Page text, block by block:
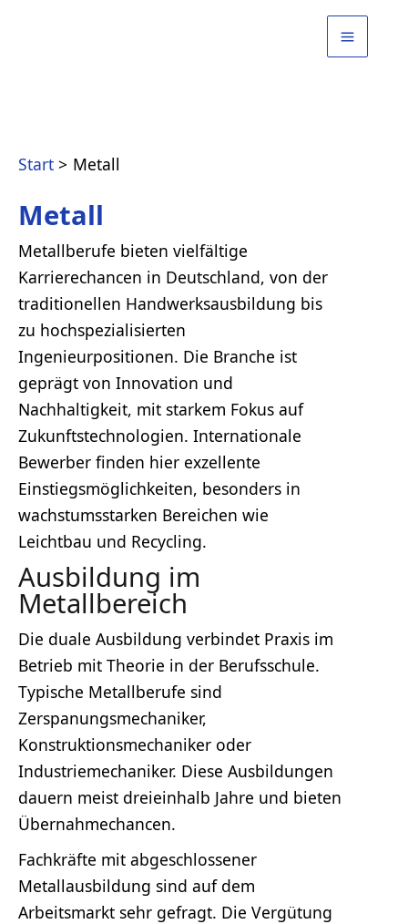
Start Metall
Metall
Metallberufe bieten vielfältige
Karrierechancen in Deutschland, von der
traditionellen Handwerksausbildung bis
zu hochspezialisierten
Ingenieurpositionen. Die Branche ist
geprägt von Innovation und
Nachhaltigkeit, mit starkem Fokus auf
Zukunftstechnologien. Internationale
Bewerber finden hier exzellente
Einstiegsmöglichkeiten, besonders in
wachstumsstarken Bereichen wie
Leichtbau und Recycling.
Ausbildung im
Metallbereich
Die duale Ausbildung verbindet Praxis im
Betrieb mit Theorie in der Berufsschule.
Typische Metallberufe sind
Zerspanungsmechaniker,
Konstruktionsmechaniker oder
Industriemechaniker. Diese Ausbildungen
dauern meist dreieinhalb Jahre und bieten
Übernahmechancen.
Fachkräfte mit abgeschlossener
Metallausbildung sind auf dem
Arbeitsmarkt sehr gefragt. Die Vergütung